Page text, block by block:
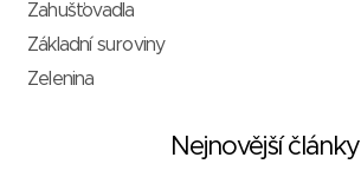
Zahušťovadla
Základní suroviny
Zelenina
Nejnovější články